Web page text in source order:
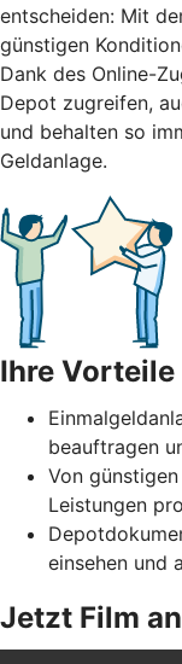
entscheiden: Mit
günstigen
Dank des Online-
Depot zugreifen,
und behalten so
Geldanlage.
Ihre
beauftragen
Von
Leistungen
einsehen und
Jetzt Film